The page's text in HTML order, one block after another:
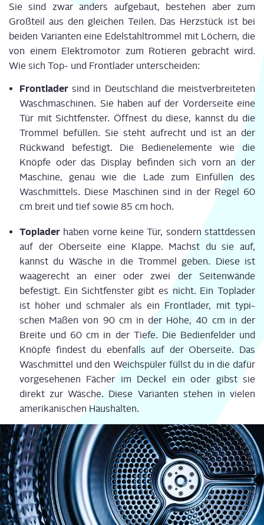
Sie sind zwar anders auf­ge­baut, bestehen aber zum
Groß­teil aus den glei­chen Tei­len. Das Herz­stück ist bei
bei­den Vari­an­ten eine Edel­stahl­trom­mel mit Löchern, die
von einem Elek­tro­mo­tor zum Rotie­ren gebracht wird.
Wie sich Top- und Front­la­der unterscheiden:
Front­la­der sind in Deutsch­land die meist­ver­brei­te­ten
Wasch­ma­schi­nen. Sie haben auf der Vor­der­sei­te eine
Tür mit Sicht­fens­ter. Öff­nest du die­se, kannst du die
Trom­mel befül­len. Sie steht auf­recht und ist an der
Rück­wand befes­tigt. Die Bedien­ele­men­te wie die
Knöp­fe oder das Dis­play befin­den sich vorn an der
Maschi­ne, genau wie die Lade zum Ein­fül­len des
Wasch­mit­tels. Die­se Maschi­nen sind in der Regel 60
cm breit und tief sowie 85 cm hoch.
Top­la­der haben vor­ne kei­ne Tür, son­dern statt­des­sen
auf der Ober­sei­te eine Klap­pe. Machst du sie auf,
kannst du Wäsche in die Trom­mel geben. Die­se ist
waa­ge­recht an einer oder zwei der Sei­ten­wän­de
befes­tigt. Ein Sicht­fens­ter gibt es nicht. Ein Top­la­der
ist höher und schma­ler als ein Front­la­der, mit typi­
schen Maßen von 90 cm in der Höhe, 40 cm in der
Brei­te und 60 cm in der Tie­fe. Die Bedien­fel­der und
Knöp­fe fin­dest du eben­falls auf der Ober­sei­te. Das
Wasch­mit­tel und den Weich­spü­ler füllst du in die dafür
vor­ge­se­he­nen Fächer im Deckel ein oder gibst sie
direkt zur Wäsche. Die­se Vari­an­ten ste­hen in vie­len
ame­ri­ka­ni­schen Haushalten.